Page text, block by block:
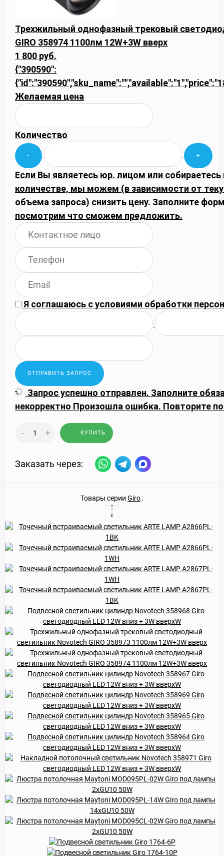
Трехжильный однофазный трековый
GIRO 358974 1100лм 12W+3W вверх
1 800 руб.
{"390590":
Желаемая цена
Количество
Если Вы являетесь юр. лицом или
количестве, мы можем (в зависимости от
объема запроса) снизить цену. Заполните
посмотрим что сможем предложить.
Я соглашаюсь сусловиями обработки
Запрос успешно отправлен. Заполните
некорректно Произошла ошибка. Повторите
- + КУПИТЬ
Заказать через:
Товары серии Giro :